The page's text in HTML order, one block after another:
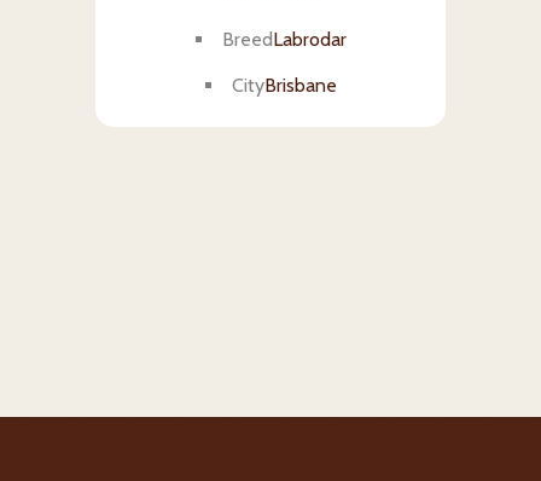
BreedLabrodar
CityBrisbane